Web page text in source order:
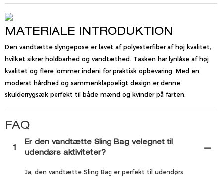
MATERIALE INTRODUKTION
Den vandtætte slyngepose er lavet af polyesterfiber af høj kvalitet,
hvilket sikrer holdbarhed og vandtæthed. Tasken har lynlåse af høj
kvalitet og flere lommer indeni for praktisk opbevaring. Med en
moderat hårdhed og sammenklappeligt design er denne
skulderrygsæk perfekt til både mænd og kvinder på farten.
FAQ
1
Er den vandtætte Sling Bag velegnet til
udendørs aktiviteter?
Ja, den vandtætte Sling Bag er perfekt til udendørs